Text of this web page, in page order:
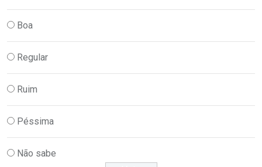
Boa
Regular
Ruim
Péssima
Não sabe